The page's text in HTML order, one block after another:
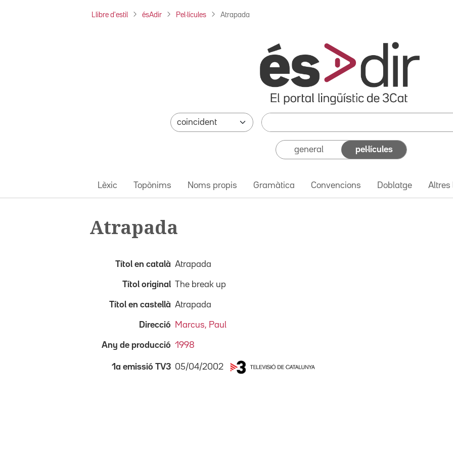
Llibre d'estil ésAdir Pel·lícules Atrapada
general pel·lícules
Lèxic Topònims Noms propis Gramàtica Convencions Doblatge Altres
Atrapada
Títol en català Atrapada
Títol original The break up
Títol en castellà Atrapada
Direcció Marcus, Paul
Any de producció 1998
1a emissió TV3 05/04/2002